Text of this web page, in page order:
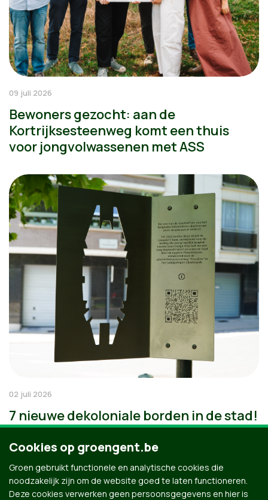
09 juli 2026
Bewoners gezocht: aan de
Kortrijksesteenweg komt een thuis
voor jongvolwassenen met ASS
02 juli 2026
7 nieuwe dekoloniale borden in de stad!
Cookies op groengent.be
Groen gebruikt functionele en analytische cookies die
noodzakelijk zijn om de website goed te laten functioneren.
Deze cookies verwerken geen persoonsgegevens en hier is